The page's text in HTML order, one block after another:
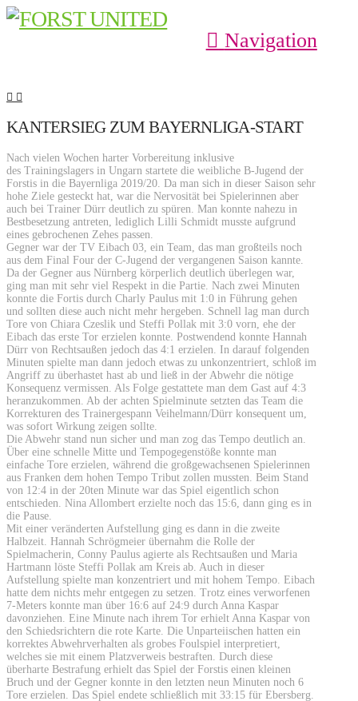
Navigation
KANTERSIEG ZUM BAYERNLIGA-START
Nach vielen Wochen harter Vorbereitung inklusive
des Trainingslagers in Ungarn startete die weibliche B-Jugend der
Forstis in die Bayernliga 2019/20. Da man sich in dieser Saison sehr
hohe Ziele gesteckt hat, war die Nervosität bei Spielerinnen aber
auch bei Trainer Dürr deutlich zu spüren. Man konnte nahezu in
Bestbesetzung antreten, lediglich Lilli Schmidt musste aufgrund
eines gebrochenen Zehes passen.
Gegner war der TV Eibach 03, ein Team, das man großteils noch
aus dem Final Four der C-Jugend der vergangenen Saison kannte.
Da der Gegner aus Nürnberg körperlich deutlich überlegen war,
ging man mit sehr viel Respekt in die Partie. Nach zwei Minuten
konnte die Fortis durch Charly Paulus mit 1:0 in Führung gehen
und sollten diese auch nicht mehr hergeben. Schnell lag man durch
Tore von Chiara Czeslik und Steffi Pollak mit 3:0 vorn, ehe der
Eibach das erste Tor erzielen konnte. Postwendend konnte Hannah
Dürr von Rechtsaußen jedoch das 4:1 erzielen. In darauf folgenden
Minuten spielte man dann jedoch etwas zu unkonzentriert, schloß im
Angriff zu überhastet hast ab und ließ in der Abwehr die nötige
Konsequenz vermissen. Als Folge gestattete man dem Gast auf 4:3
heranzukommen. Ab der achten Spielminute setzten das Team die
Korrekturen des Trainergespann Veihelmann/Dürr konsequent um,
was sofort Wirkung zeigen sollte.
Die Abwehr stand nun sicher und man zog das Tempo deutlich an.
Über eine schnelle Mitte und Tempogegenstöße konnte man
einfache Tore erzielen, während die großgewachsenen Spielerinnen
aus Franken dem hohen Tempo Tribut zollen mussten. Beim Stand
von 12:4 in der 20ten Minute war das Spiel eigentlich schon
entschieden. Nina Allombert erzielte noch das 15:6, dann ging es in
die Pause.
Mit einer veränderten Aufstellung ging es dann in die zweite
Halbzeit. Hannah Schrögmeier übernahm die Rolle der
Spielmacherin, Conny Paulus agierte als Rechtsaußen und Maria
Hartmann löste Steffi Pollak am Kreis ab. Auch in dieser
Aufstellung spielte man konzentriert und mit hohem Tempo. Eibach
hatte dem nichts mehr entgegen zu setzen. Trotz eines verworfenen
7-Meters konnte man über 16:6 auf 24:9 durch Anna Kaspar
davonziehen. Eine Minute nach ihrem Tor erhielt Anna Kaspar von
den Schiedsrichtern die rote Karte. Die Unparteiischen hatten ein
korrektes Abwehrverhalten als grobes Foulspiel interpretiert,
welches sie mit einem Platzverweis bestraften. Durch diese
überharte Bestrafung erhielt das Spiel der Forstis einen kleinen
Bruch und der Gegner konnte in den letzten neun Minuten noch 6
Tore erzielen. Das Spiel endete schließlich mit 33:15 für Ebersberg.